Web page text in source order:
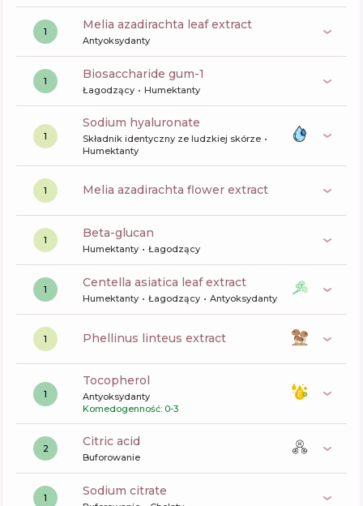
1 melia azadirachta leaf extract
Antyoksydanty
1 biosaccharide gum-1
Łagodzący Humektanty
1
sodium hyaluronate
Składnik identyczny ze ludzkiej skórze
Humektanty
1 melia azadirachta flower extract
1 beta-glucan
Humektanty Łagodzący
1 centella asiatica leaf extract
Humektanty Łagodzący Antyoksydanty
1 phellinus linteus extract
1
tocopherol
Antyoksydanty
Komedogenność: 0-3
2 citric acid
Buforowanie
1 sodium citrate